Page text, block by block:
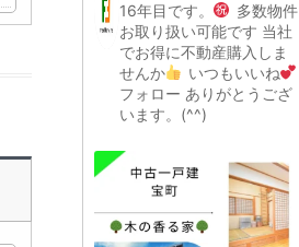
16年目です。
多数物件
お取り扱い可能です 当社
でお得に不動産購入しま
せんか
いつもいいね
フォロー ありがとうござ
います。(^^)